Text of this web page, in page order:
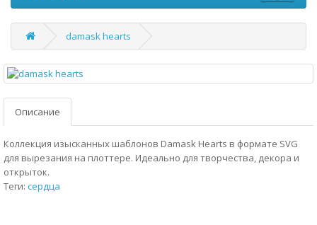
damask hearts
Описание
Коллекция изысканных шаблонов Damask Hearts в формате SVG
для вырезания на плоттере. Идеально для творчества, декора и
открыток.
Теги: сердца